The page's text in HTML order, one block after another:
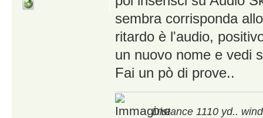
sembra corrisponda
ritardo è l'audio,
un nuovo nome e vedi
Fai un pò di prove..
Distance 1110 yd..